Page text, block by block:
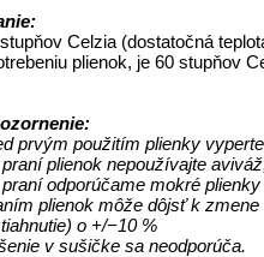
Celzia (dostatočná
plienok, je 60 stupňov
prvým použitím plienky
plienok nepoužívajte
odporúčame mokré
plienok môže dôjsť k
o +/−10 %
v sušičke sa neodporúča.